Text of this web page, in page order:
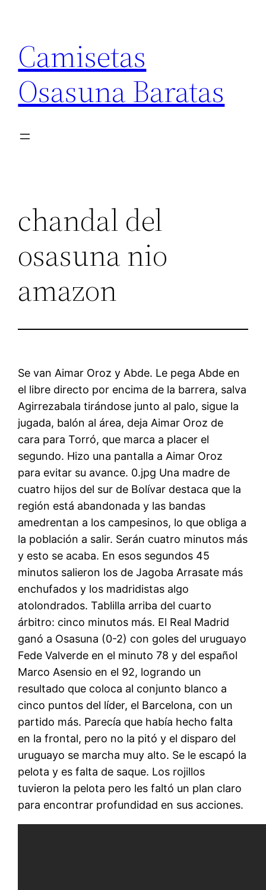
contenido
Camisetas
Osasuna Baratas
chandal del
osasuna nio
amazon
Se van Aimar Oroz y Abde. Le pega Abde en
el libre directo por encima de la barrera, salva
Agirrezabala tirándose junto al palo, sigue la
jugada, balón al área, deja Aimar Oroz de
cara para Torró, que marca a placer el
segundo. Hizo una pantalla a Aimar Oroz
para evitar su avance. 0.jpg Una madre de
cuatro hijos del sur de Bolívar destaca que la
región está abandonada y las bandas
amedrentan a los campesinos, lo que obliga a
la población a salir. Serán cuatro minutos más
y esto se acaba. En esos segundos 45
minutos salieron los de Jagoba Arrasate más
enchufados y los madridistas algo
atolondrados. Tablilla arriba del cuarto
árbitro: cinco minutos más. El Real Madrid
ganó a Osasuna (0-2) con goles del uruguayo
Fede Valverde en el minuto 78 y del español
Marco Asensio en el 92, logrando un
resultado que coloca al conjunto blanco a
cinco puntos del líder, el Barcelona, con un
partido más. Parecía que había hecho falta
en la frontal, pero no la pitó y el disparo del
uruguayo se marcha muy alto. Se le escapó la
pelota y es falta de saque. Los rojillos
tuvieron la pelota pero les faltó un plan claro
para encontrar profundidad en sus acciones.